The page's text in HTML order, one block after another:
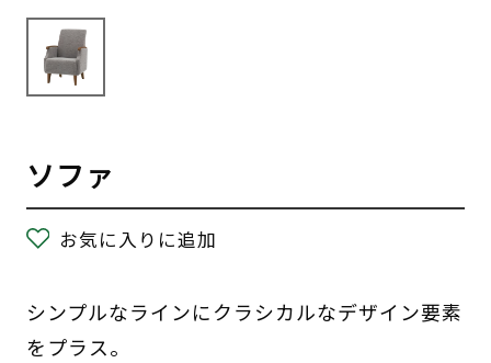
ソファ
お気に入りに追加
シンプルなラインにクラシカルなデザイン要素
をプラス。